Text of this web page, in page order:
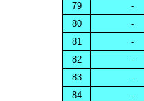
79
-
80
-
81
-
82
-
83
-
84
-